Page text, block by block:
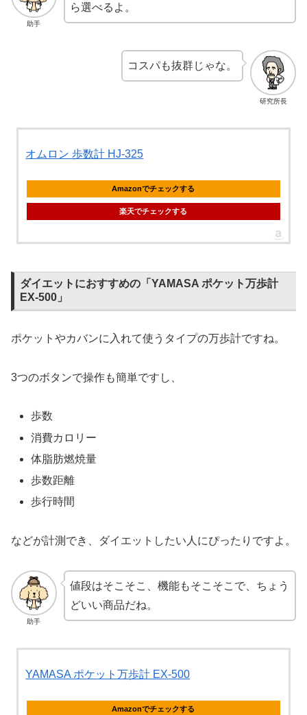
助手
ら選べるよ。
研究所長
コスパも抜群じゃな。
オムロン 歩数計 HJ-325
Amazonでチェックする
楽天でチェックする
ダイエットにおすすめの「YAMASA ポケット万歩計
EX-500」
ポケットやカバンに入れて使うタイプの万歩計ですね。
3つのボタンで操作も簡単ですし、
歩数
消費カロリー
体脂肪燃焼量
歩数距離
歩行時間
などが計測でき、ダイエットしたい人にぴったりですよ。
助手
値段はそこそこ、機能もそこそこで、ちょう
どいい商品だね。
YAMASA ポケット万歩計 EX-500
Amazonでチェックする